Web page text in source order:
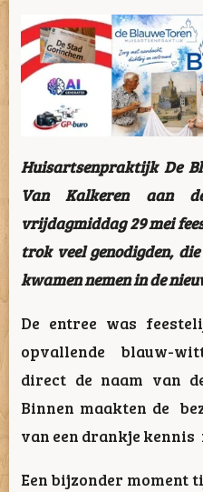
Huisartsenpraktijk De
Van Kalkeren aan
vrijdagmiddag 29 mei
trok veel genodigden,
kwamen nemen in de
De entree was
opvallende blauw-
direct de naam van
Binnen maakten de
van een drankje
Een bijzonder moment